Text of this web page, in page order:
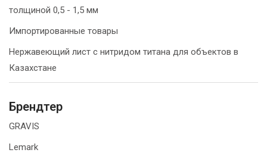
толщиной 0,5 - 1,5 мм
Импортированные товары
Нержавеющий лист с нитридом титана для объектов в
Казахстане
Брендтер
GRAVIS
Lemark